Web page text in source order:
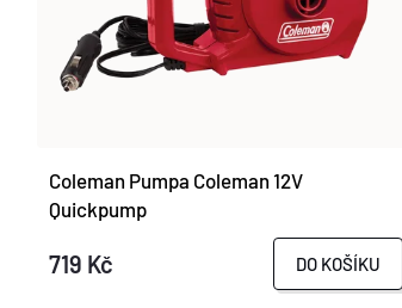
P
O
D
P
R
Coleman Pumpa Coleman 12V
Quickpump
719 Kč DO KOŠÍKU